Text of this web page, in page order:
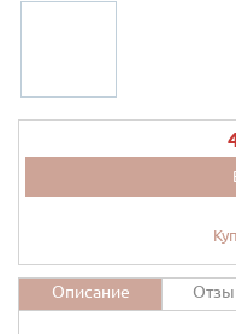
Описание